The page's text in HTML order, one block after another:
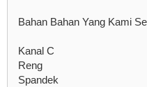
Bahan Bahan Yang Kami
Kanal C
Reng
Spandek